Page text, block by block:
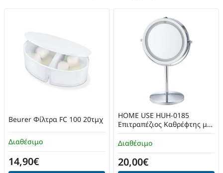
Διαθέσιμο
Beurer Φίλτρα FC 100 20τμχ
14,90€
Διαθέσιμο
HOME USE HUH-0185
Επιτραπέζιος Καθρέφτης με
LED Φως Ασημί
20,00€